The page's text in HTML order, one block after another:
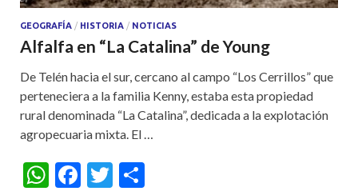
GEOGRAFÍA / HISTORIA / NOTICIAS
Alfalfa en “La Catalina” de Young
De Telén hacia el sur, cercano al campo “Los Cerrillos” que
perteneciera a la familia Kenny, estaba esta propiedad
rural denominada “La Catalina”, dedicada a la explotación
agropecuaria mixta. El …
W F
T